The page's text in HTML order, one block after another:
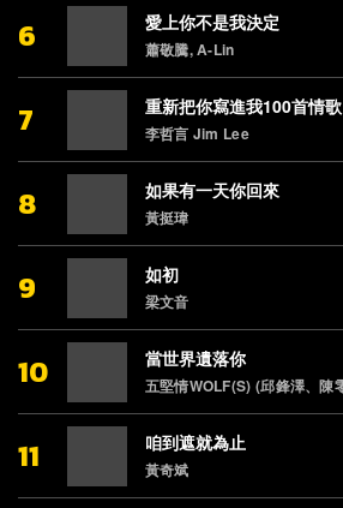
6 愛上你不是我決定
蕭敬騰, A-Lin
7 重新把你寫進我100首情歌
李哲言 Jim Lee
8 如果有一天你回來
黃挺瑋
9 如初
梁文音
10 當世界遺落你
11 咱到遮就為止
黃奇斌